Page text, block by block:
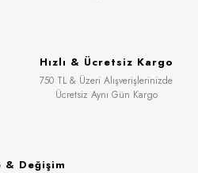
Hızlı & Ücretsiz Kargo
750 TL & Üzeri Alışverişlerinizde
Ücretsiz Aynı Gün Kargo
& Değişim